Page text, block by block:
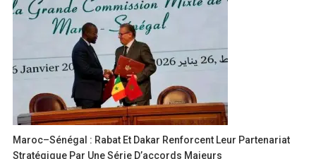
Maroc–Sénégal : Rabat Et Dakar Renforcent Leur Partenariat
Stratégique Par Une Série D’accords Majeurs